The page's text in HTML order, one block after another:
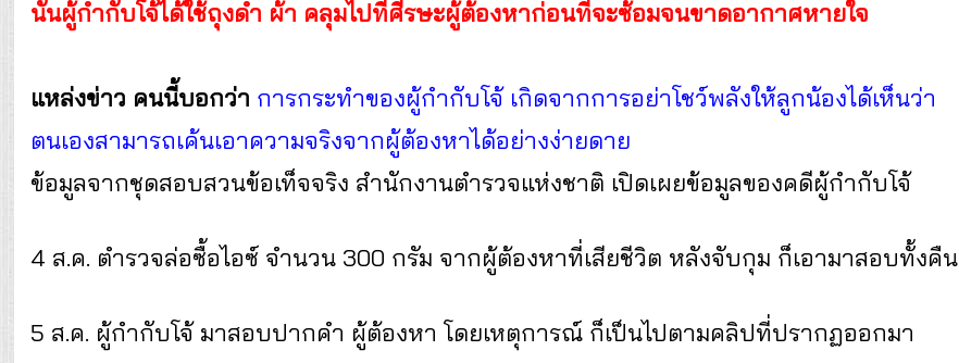
นั้นผู้กำกับโจ้ได้ใช้ถุงดำ ผ้า คลุมไปที่ศีรษะผู้ต้องหาก่อนที่จะซ้อมจนขาดอากาศหายใจ
แหล่งข่าว คนนี้บอกว่า การกระทำของผู้กำกับโจ้ เกิดจากการอย่าโชว์พลังให้ลูกน้องได้เห็นว่า
ตนเองสามารถเค้นเอาความจริงจากผู้ต้องหาได้อย่างง่ายดาย
ข้อมูลจากชุดสอบสวนข้อเท็จจริง สำนักงานตำรวจแห่งชาติ เปิดเผยข้อมูลของคดีผู้กำกับโจ้
4 ส.ค. ตำรวจล่อซื้อไอซ์ จำนวน 300 กรัม จากผู้ต้องหาที่เสียชีวิต หลังจับกุม ก็เอามาสอบทั้งคืน
5 ส.ค. ผู้กำกับโจ้ มาสอบปากคำ ผู้ต้องหา โดยเหตุการณ์ ก็เป็นไปตามคลิปที่ปรากฏออกมา